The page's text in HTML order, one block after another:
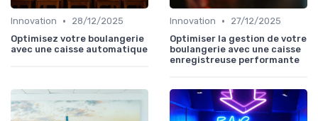
Innovation •
28/12/2025
Optimisez votre boulangerie
avec une caisse automatique
Innovation •
27/12/2025
Optimiser la gestion de votre
boulangerie avec une caisse
enregistreuse performante